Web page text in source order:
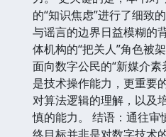
的“知识焦虑”进行了细致
与谣言的边界日益模糊的
体机构的“把关人”角色被
面向数字公民的“新媒介
是技术操作能力，更重要
对算法逻辑的理解，以及
慎的能力。 结语：通往审